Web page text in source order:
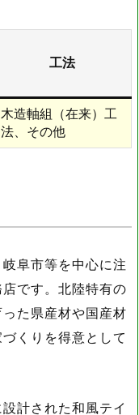
豊川市篠束町仲堀
刈谷市新富町2-27
豊田市下市場町6-
長久手市岩作高山
工法
木造軸組（在来）工
法、その他
阜市等を中心に注
です。北陸特有の
た県産材や国産材
くりを得意として
計された和風テイ